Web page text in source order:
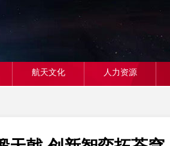
航天文化 人力资源